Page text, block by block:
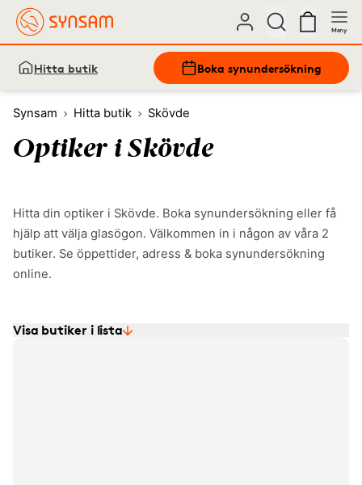
Meny
Hitta butik Boka synundersökning
Synsam Hitta butik Skövde
Optiker i Skövde
Hitta din optiker i Skövde. Boka synundersökning eller få
hjälp att välja glasögon. Välkommen in i någon av våra 2
butiker. Se öppettider, adress & boka synundersökning
online.
Visa butiker i lista